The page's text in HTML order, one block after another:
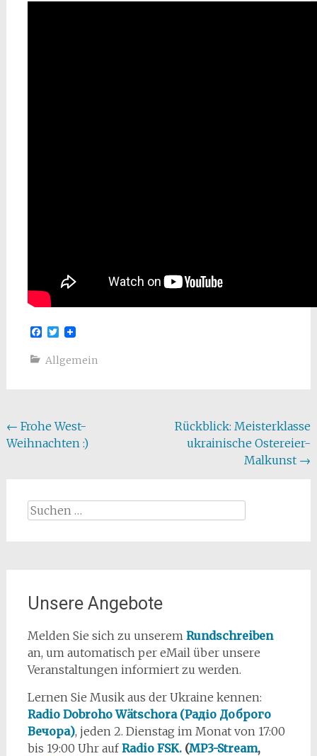
Facebook
Twitter
Allgemein
Beitragsnavigation
← Frohe West-
Weihnachten :)
Rückblick: Meisterklasse
ukrainische Ostereier-
Malkunst →
Suchen
Unsere Angebote
Melden Sie sich zu unserem Rundschreiben
an, um automatisch per eMail über unsere
Veranstaltungen informiert zu werden.
Lernen Sie Musik aus der Ukraine kennen:
Radio Dobroho Wätschora (Радіо Доброго
Вечора), jeden 2. Dienstag im Monat von 17:00
bis 19:00 Uhr aufRadio FSK.(MP3-Stream,